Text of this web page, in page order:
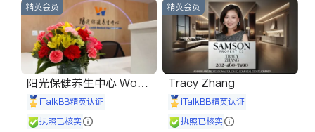
精英会员
阳光保健养生中心 World
shine
iTalkBB精英认证
执照已核实
精英会员
Tracy Zhang
iTalkBB精英认证
执照已核实